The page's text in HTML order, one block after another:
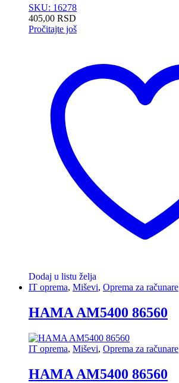
SKU: 16278
405,00 RSD
Pročitajte još
Dodaj u listu želja
IT oprema, Miševi, Oprema za računare
HAMA AM5400 86560
IT oprema, Miševi, Oprema za računare
HAMA AM5400 86560